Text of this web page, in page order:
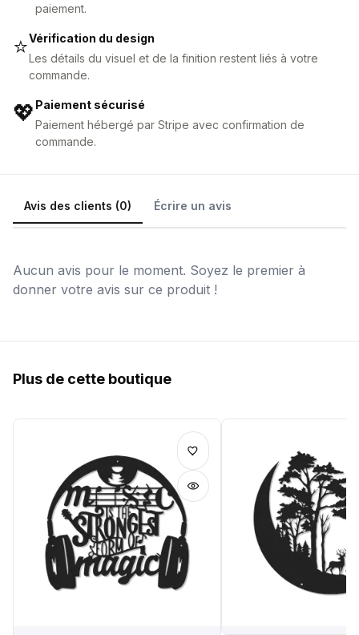
paiement.
⭐Vérification du design
Les détails du visuel et de la finition restent liés à votre
commande.
💖 Paiement sécurisé
Paiement hébergé par Stripe avec confirmation de
commande.
Avis des clients (0) Écrire un avis
Aucun avis pour le moment. Soyez le premier à
donner votre avis sur ce produit !
Plus de cette boutique